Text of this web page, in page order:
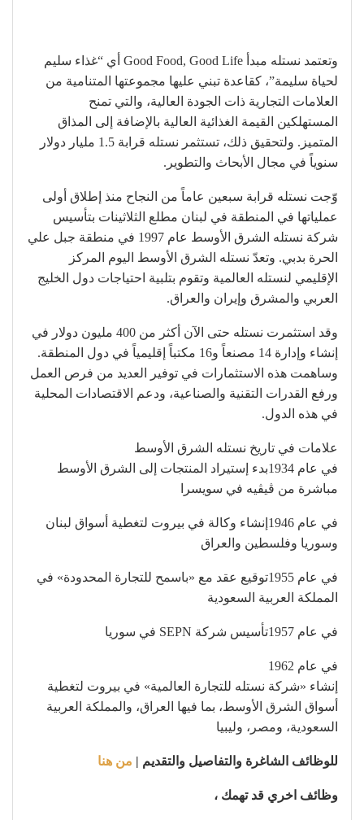
وتعتمد نستله مبدأ Good Food, Good Life أي “غذاء سليم
لحياة سليمة”، كقاعدة تبني عليها مجموعتها المتنامية من
العلامات التجارية ذات الجودة العالية، والتي تمنح
المستهلكين القيمة الغذائية العالية بالإضافة إلى المذاق
المتميز. ولتحقيق ذلك، تستثمر نستله قرابة 1.5 مليار دولار
سنوياً في مجال الأبحاث والتطوير.
وّجت نستله قرابة سبعين عاماً من النجاح منذ إطلاق أولى
عملياتها في المنطقة في لبنان مطلع الثلاثينات بتأسيس
شركة نستله الشرق الأوسط عام 1997 في منطقة جبل علي
الحرة بدبي. وتعدّ نستله الشرق الأوسط اليوم المركز
الإقليمي لنستله العالمية وتقوم بتلبية احتياجات دول الخليج
العربي والمشرق وإيران والعراق.
وقد استثمرت نستله حتى الآن أكثر من 400 مليون دولار في
إنشاء وإدارة 14 مصنعاً و16 مكتباً إقليمياً في دول المنطقة.
وساهمت هذه الاستثمارات في توفير العديد من فرص العمل
ورفع القدرات التقنية والصناعية، ودعم الاقتصادات المحلية
في هذه الدول.
علامات في تاريخ نستله الشرق الأوسط
في عام 1934بدء إستيراد المنتجات إلى الشرق الأوسط
مباشرة من ڤيڤيه في سويسرا
في عام 1946إنشاء وكالة في بيروت لتغطية أسواق لبنان
وسوريا وفلسطين والعراق
في عام 1955توقيع عقد مع «باسمح للتجارة المحدودة» في
المملكة العربية السعودية
في عام 1957تأسيس شركة SEPN في سوريا
في عام 1962
إنشاء «شركة نستله للتجارة العالمية» في بيروت لتغطية
أسواق الشرق الأوسط، بما فيها العراق، والمملكة العربية
السعودية، ومصر، وليبيا
للوظائف الشاغرة والتفاصيل والتقديم | من هنا
وظائف اخري قد تهمك ،